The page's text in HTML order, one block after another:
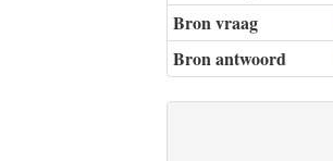
Bron vraag
Bron antwoord